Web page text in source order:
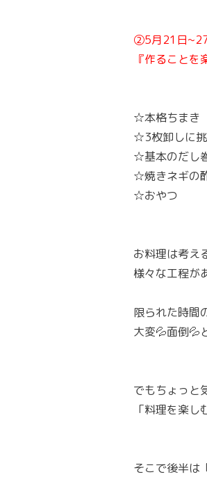
②5月21日
『作ること
☆本格ちまき
☆3枚卸しに
☆基本のだし
☆焼きネギの
☆おやつ
お料理は考え
様々な工程が
限られた時間
大変💦面倒💦
でもちょっと
「料理を楽
そこで後半は